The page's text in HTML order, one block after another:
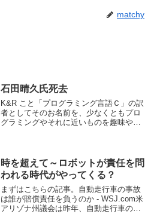
matchy
石田晴久氏死去
K&R こと「プログラミング言語Ｃ」の訳
者としてそのお名前を、少なくともプロ
グラミングやそれに近いものを趣味や職
逝去について謹んで...
時を超えて～ロボットが責任を問
われる時代がやってくる？
まずはこちらの記事。自動走行車の事故
は誰が賠償責任を負うのか - WSJ.com米
アリゾナ州議会は昨年、自動走行車の走